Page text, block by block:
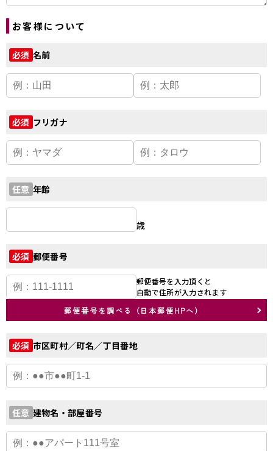
お客様について
必須 名前
必須 フリガナ
任意 年齢
歳
必須 郵便番号
郵便番号を入力頂くと
自動で住所が入力されます
郵便番号を調べる（日本郵便HPへ）
必須 市区町村／町名／丁目番地
任意 建物名・部屋番号